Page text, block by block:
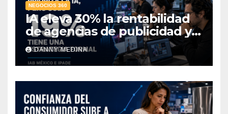
NEGOCIOS 360
IA eleva 30% la rentabilidad
de agencias de publicidad y
pone en jaque el cobro por
hora: IAB México e IPADE
DANNY MEDINA